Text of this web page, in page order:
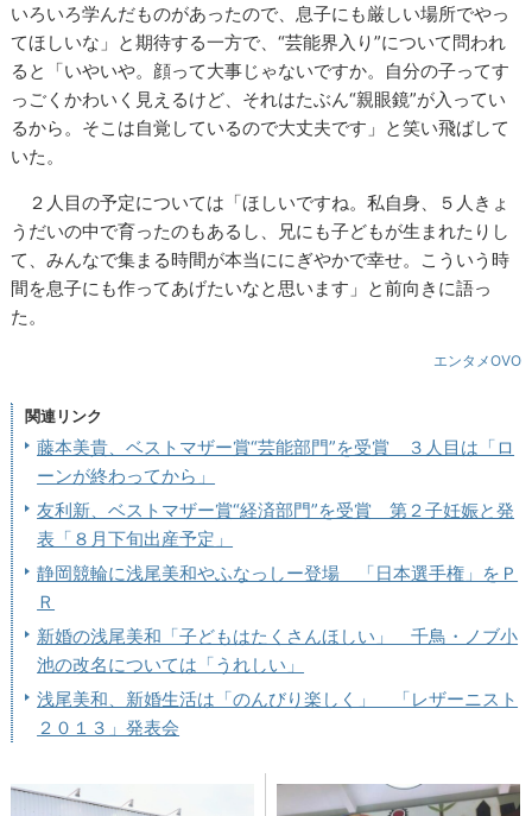
いろいろ学んだものがあったので、息子にも厳しい場所でやっ
てほしいな」と期待する一方で、“芸能界入り”について問われ
ると「いやいや。顔って大事じゃないですか。自分の子ってす
っごくかわいく見えるけど、それはたぶん“親眼鏡”が入ってい
るから。そこは自覚しているので大丈夫です」と笑い飛ばして
いた。
２人目の予定については「ほしいですね。私自身、５人きょ
うだいの中で育ったのもあるし、兄にも子どもが生まれたりし
て、みんなで集まる時間が本当ににぎやかで幸せ。こういう時
間を息子にも作ってあげたいなと思います」と前向きに語っ
た。
エンタメOVO
関連リンク
藤本美貴、ベストマザー賞“芸能部門”を受賞 ３人目は「ロ
ーンが終わってから」
友利新、ベストマザー賞“経済部門”を受賞 第２子妊娠と発
表「８月下旬出産予定」
静岡競輪に浅尾美和やふなっしー登場 「日本選手権」をＰ
Ｒ
新婚の浅尾美和「子どもはたくさんほしい」 千鳥・ノブ小
池の改名については「うれしい」
浅尾美和、新婚生活は「のんびり楽しく」 「レザーニスト
２０１３」発表会